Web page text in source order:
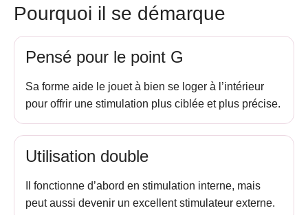
Pourquoi il se démarque
Pensé pour le point G
Sa forme aide le jouet à bien se loger à l’intérieur
pour offrir une stimulation plus ciblée et plus précise.
Utilisation double
Il fonctionne d’abord en stimulation interne, mais
peut aussi devenir un excellent stimulateur externe.